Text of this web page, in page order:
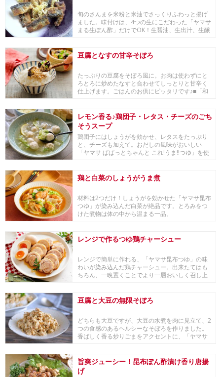
旬のさんまを米粉と米油でさっくりふわっと揚げ
ました。味付けは、4つの生にこだわった「ヤマサ
まる生ぽん酢」だけでOK！生醤油、生出汁、生醸
豆腐となすの甘辛そぼろ
たっぷりの豆腐をそぼろ風に。お肉は使わずにと
ろとろに炒めたなすと合わせてしっとりと甘辛く
仕上げます。ごはんのお供にピッタリです♪■「和
レモン香る♪鶏団子・レタス・チーズのごち
そうスープ
鶏団子にはしょうがを効かせ、レタスをたっぷり
と、チーズも加えて。おだしの風味がおいしい
「ヤマサ ぱぱっとちゃんと これ!うま!!つゆ」を使
鶏と白菜のしょうがうま煮
材料は2つだけ！しょうがを効かせた「ヤマサ昆布
つゆ」が染み込んだ白菜が絶品です。とろみをつ
けた煮物は体の中から温まる一品。
レンジで作るつゆ鶏チャーシュー
レンジで簡単に作れる、「ヤマサ昆布つゆ」の味
わいが染み込んだ鶏チャーシュー。出来たてはも
ちろん、一晩置くことでより一層おいしく召し上
豆腐と大豆の無限そぼろ
どちらも大豆ですが、大豆の水煮を肉に見立て、2
つの食感のあるヘルシーなそぼろを作りました。
香ばしく香る炒りごまをアクセントに、「ヤマサ
旨爽ジューシー！昆布ぽん酢漬け香り唐揚
げ